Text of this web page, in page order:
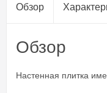
Обзор
Обзор
Настенная плитка